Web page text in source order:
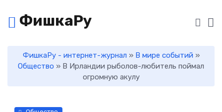
ФишкаРу
ФишкаРу - интернет-журнал » В мире событий »
Общество » В Ирландии рыболов-любитель поймал
огромную акулу